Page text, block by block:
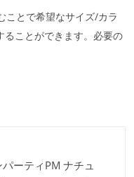
ことで希望なサイズ/カラ
ることができます。必要の
ーティPM ナチュ